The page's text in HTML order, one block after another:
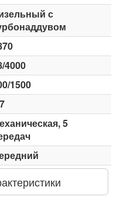
с
4000
1500
5